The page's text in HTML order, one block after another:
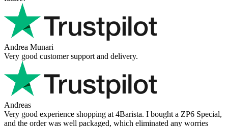
Andrea Munari
Very good customer support and delivery.
Andreas
Very good experience shopping at 4Barista. I bought a ZP6 Special,
and the order was well packaged, which eliminated any worries